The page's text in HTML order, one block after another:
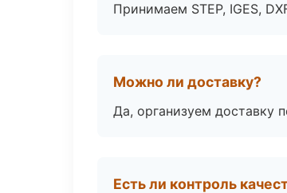
Принимаем STEP, IGES,
Можно ли доставку?
Да, организуем доставку
Есть ли контроль